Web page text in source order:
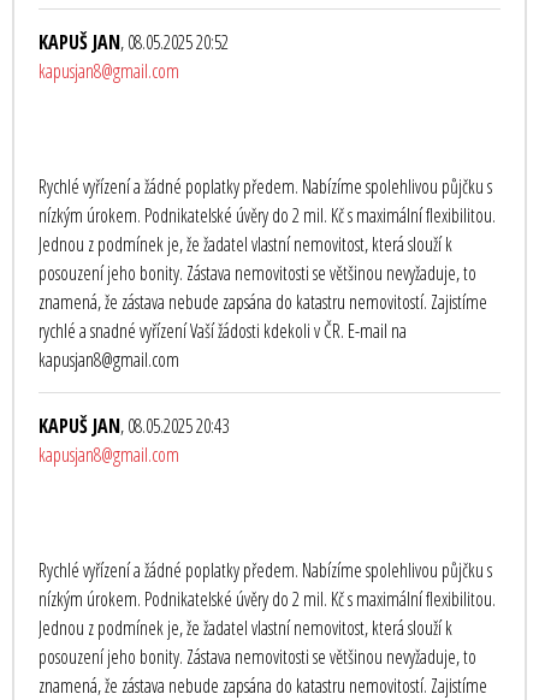
KAPUŠ JAN, 08.05.2025 20:52
kapusjan8@gmail.com
Rychlé vyřízení a žádné poplatky předem. Nabízíme spolehlivou půjčku s
nízkým úrokem. Podnikatelské úvěry do 2 mil. Kč s maximální flexibilitou.
Jednou z podmínek je, že žadatel vlastní nemovitost, která slouží k
posouzení jeho bonity. Zástava nemovitosti se většinou nevyžaduje, to
znamená, že zástava nebude zapsána do katastru nemovitostí. Zajistíme
rychlé a snadné vyřízení Vaší žádosti kdekoli v ČR. E-mail na
kapusjan8@gmail.com
KAPUŠ JAN, 08.05.2025 20:43
kapusjan8@gmail.com
Rychlé vyřízení a žádné poplatky předem. Nabízíme spolehlivou půjčku s
nízkým úrokem. Podnikatelské úvěry do 2 mil. Kč s maximální flexibilitou.
Jednou z podmínek je, že žadatel vlastní nemovitost, která slouží k
posouzení jeho bonity. Zástava nemovitosti se většinou nevyžaduje, to
znamená, že zástava nebude zapsána do katastru nemovitostí. Zajistíme